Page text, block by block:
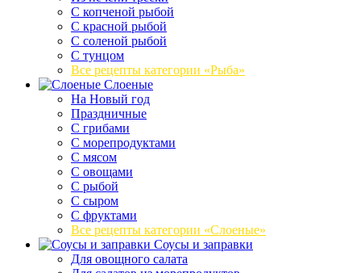
С копченой рыбой
С красной рыбой
С соленой рыбой
С тунцом
Все рецепты категории «Рыба»
Слоеные
На Новый год
Праздничные
С грибами
С морепродуктами
С мясом
С овощами
С рыбой
С сыром
С фруктами
Все рецепты категории «Слоеные»
Соусы и заправки
Для овощного салата